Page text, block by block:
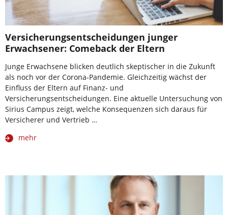
Versicherungsentscheidungen junger
Erwachsener: Comeback der Eltern
Junge Erwachsene blicken deutlich skeptischer in die Zukunft
als noch vor der Corona-Pandemie. Gleichzeitig wächst der
Einfluss der Eltern auf Finanz- und
Versicherungsentscheidungen. Eine aktuelle Untersuchung von
Sirius Campus zeigt, welche Konsequenzen sich daraus für
Versicherer und Vertrieb …
mehr